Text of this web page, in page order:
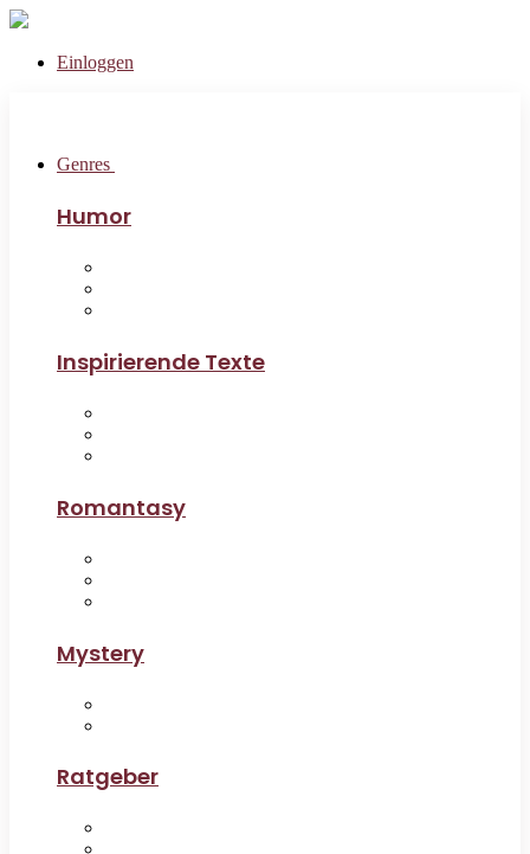
Einloggen
Genres
Humor
Inspirierende Texte
Romantasy
Mystery
Ratgeber